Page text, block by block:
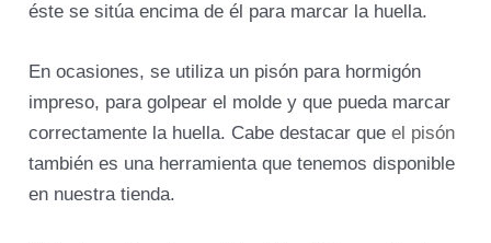
éste se sitúa encima de él para marcar la huella.
En ocasiones, se utiliza un pisón para hormigón
impreso, para golpear el molde y que pueda marcar
correctamente la huella. Cabe destacar queel pisón
también es una herramienta que tenemos disponible
en nuestra tienda.